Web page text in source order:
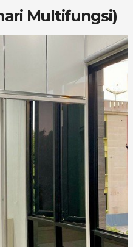
Multifungsi)